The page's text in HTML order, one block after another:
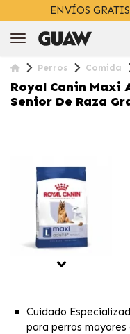
ENVÍOS GRATIS
Perros Comida
Royal Canin Maxi
Senior De Raza
Cuidado
para perros mayores